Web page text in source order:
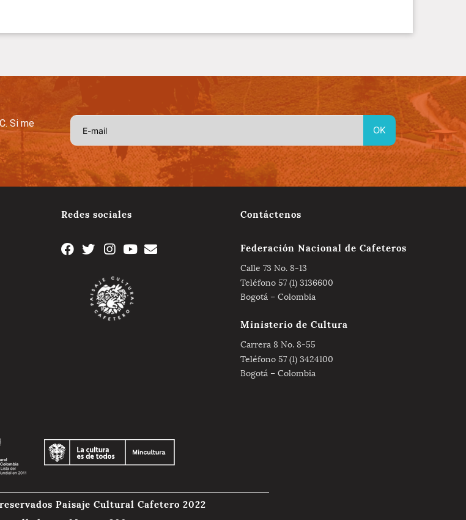
Si me
Redes sociales Contáctenos
Federación Nacional de Cafeteros
Calle 73 No. 8-13
Teléfono 57 (1) 3136600
Bogotá – Colombia
Ministerio de Cultura
Carrera 8 No. 8-55
Teléfono 57 (1) 3424100
Bogotá – Colombia
Paisaje Cultural Cafetero 2022